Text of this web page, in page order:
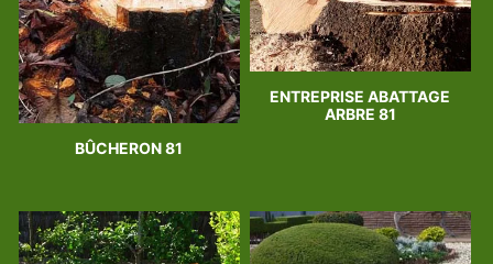
BÛCHERON 81
ENTREPRISE ABATTAGE
ARBRE 81